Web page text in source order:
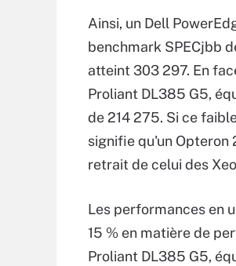
Ainsi, un Dell
benchmark SPECjbb
atteint 303 297. En
Proliant DL385 G5,
de 214 275. Si ce
signifie qu'un Opteron
retrait de celui des
Les performances en
15 % en matière de
Proliant DL385 G5,